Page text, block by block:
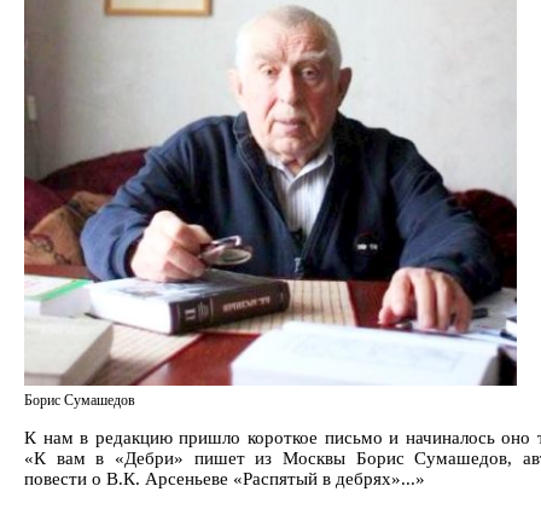
Борис Сумашедов
К нам в редакцию пришло короткое письмо и начиналось оно
«К вам в «Дебри» пишет из Москвы Борис Сумашедов,
повести о В.К. Арсеньеве «Распятый в дебрях»...»